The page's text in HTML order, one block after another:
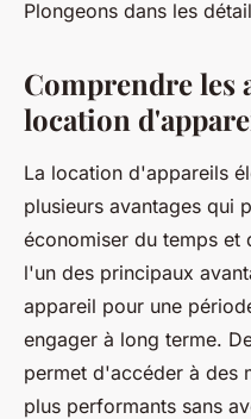
Plongeons dans les
Comprendre les
location
La location d'appareils
plusieurs avantages qui
économiser du temps et
l'un des principaux
appareil pour une
engager à long terme.
permet d'accéder à des
plus performants sans